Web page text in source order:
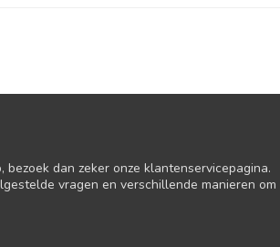
dan zeker onze klantenservicepagina.
vragen en verschillende manieren om